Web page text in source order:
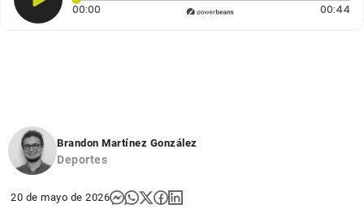
00:00 Tiempo transcurrido: 0 segundos 00:44
Brandon Martínez González
Deportes
20 de mayo de 2026